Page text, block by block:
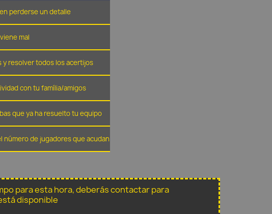
perderse un detalle
mal
y resolver todos los acertijos
con tu família/amigos
que ya ha resuelto tu equipo
número de jugadores que acudan
para esta hora, deberás contactar para
disponible